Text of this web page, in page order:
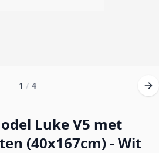
1 / 4
Luke V5 met
(40x167cm) - Wit